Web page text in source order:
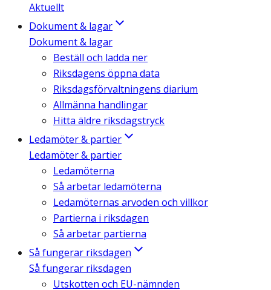
Aktuellt
Dokument & lagar
Dokument & lagar
Beställ och ladda ner
Riksdagens öppna data
Riksdagsförvaltningens diarium
Allmänna handlingar
Hitta äldre riksdagstryck
Ledamöter & partier
Ledamöter & partier
Ledamöterna
Så arbetar ledamöterna
Ledamöternas arvoden och villkor
Partierna i riksdagen
Så arbetar partierna
Så fungerar riksdagen
Så fungerar riksdagen
Utskotten och EU-nämnden